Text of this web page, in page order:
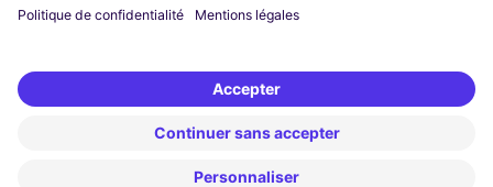
Düsseldorf